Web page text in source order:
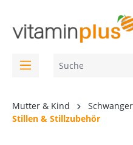
Mutter & Kind
Stillen & Stillzubehör